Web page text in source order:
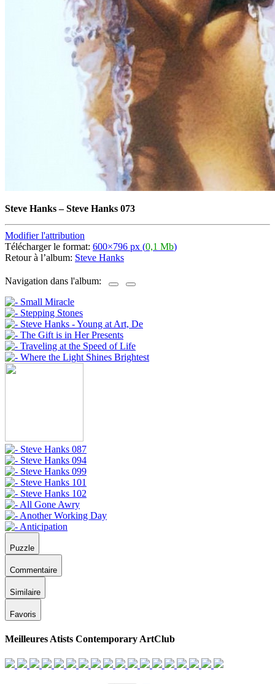
Steve Hanks–Steve Hanks 073
Modifier l'attribution
Télécharger le format: 600×796 px (0,1 Mb)
Retour à l’album: Steve Hanks
Navigation dans l'album:
Puzzle
Commentaire
Similaire
Favoris
Meilleures Atists Contemporary ArtClub